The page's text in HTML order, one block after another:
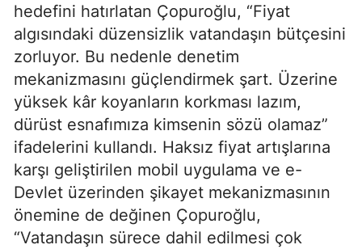
hedefini hatırlatan Çopuroğlu, “Fiyat
algısındaki düzensizlik vatandaşın bütçesini
zorluyor. Bu nedenle denetim
mekanizmasını güçlendirmek şart. Üzerine
yüksek kâr koyanların korkması lazım,
dürüst esnafımıza kimsenin sözü olamaz”
ifadelerini kullandı. Haksız fiyat artışlarına
karşı geliştirilen mobil uygulama ve e-
Devlet üzerinden şikayet mekanizmasının
önemine de değinen Çopuroğlu,
“Vatandaşın sürece dahil edilmesi çok